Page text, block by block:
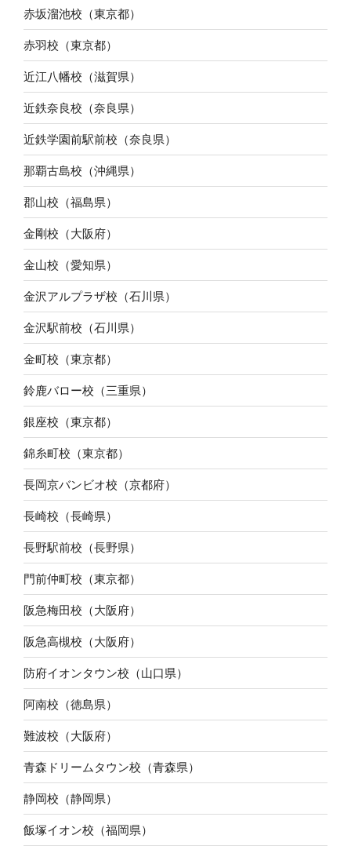
赤坂溜池校（東京都）
赤羽校（東京都）
近江八幡校（滋賀県）
近鉄奈良校（奈良県）
近鉄学園前駅前校（奈良県）
那覇古島校（沖縄県）
郡山校（福島県）
金剛校（大阪府）
金山校（愛知県）
金沢アルプラザ校（石川県）
金沢駅前校（石川県）
金町校（東京都）
鈴鹿バロー校（三重県）
銀座校（東京都）
錦糸町校（東京都）
長岡京バンビオ校（京都府）
長崎校（長崎県）
長野駅前校（長野県）
門前仲町校（東京都）
阪急梅田校（大阪府）
阪急高槻校（大阪府）
防府イオンタウン校（山口県）
阿南校（徳島県）
難波校（大阪府）
青森ドリームタウン校（青森県）
静岡校（静岡県）
飯塚イオン校（福岡県）